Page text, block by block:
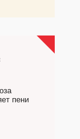
пени